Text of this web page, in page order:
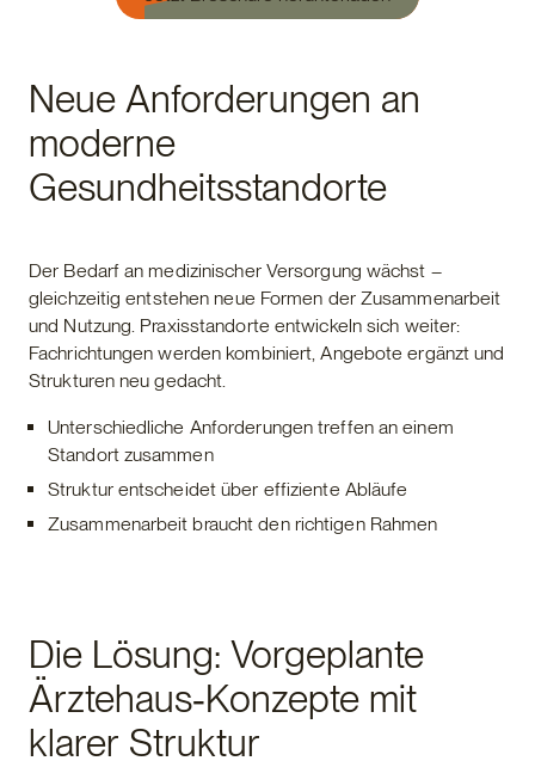
Neue Anforderungen an
moderne
Gesundheitsstandorte
Der Bedarf an medizinischer Versorgung wächst –
gleichzeitig entstehen neue Formen der Zusammenarbeit
und Nutzung. Praxisstandorte entwickeln sich weiter:
Fachrichtungen werden kombiniert, Angebote ergänzt und
Strukturen neu gedacht.
Unterschiedliche Anforderungen treffen an einem
Standort zusammen
Struktur entscheidet über effiziente Abläufe
Zusammenarbeit braucht den richtigen Rahmen
Die Lösung: Vorgeplante
Ärztehaus‑Konzepte mit
klarer Struktur